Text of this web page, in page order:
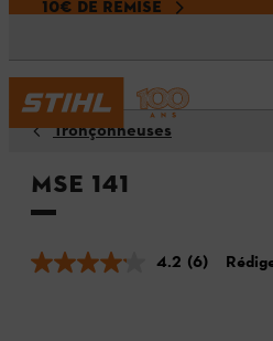
10€ DE REMISE
Tronçonneuses
MSE 141
4.2 (6)